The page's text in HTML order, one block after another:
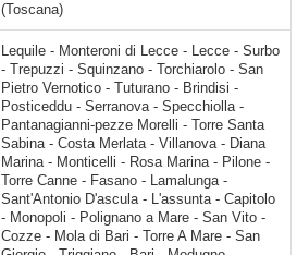
(Toscana)
Lequile - Monteroni di Lecce - Lecce - Surbo - Trepuzzi - Squinzano - Torchiarolo - San Pietro Vernotico - Tuturano - Brindisi - Posticeddu - Serranova - Specchiolla - Pantanagianni-pezze Morelli - Torre Santa Sabina - Costa Merlata - Villanova - Diana Marina - Monticelli - Rosa Marina - Pilone - Torre Canne - Fasano - Lamalunga - Sant'Antonio D'ascula - L'assunta - Capitolo - Monopoli - Polignano a Mare - San Vito - Cozze - Mola di Bari - Torre A Mare - San Giorgio - Triggiano - Bari - Modugno